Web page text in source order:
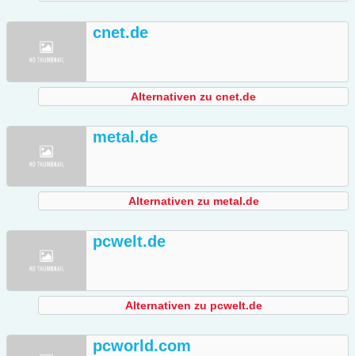
cnet.de
Alternativen zu cnet.de
metal.de
Alternativen zu metal.de
pcwelt.de
Alternativen zu pcwelt.de
pcworld.com